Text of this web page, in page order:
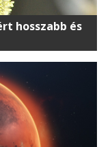
hosszabb és